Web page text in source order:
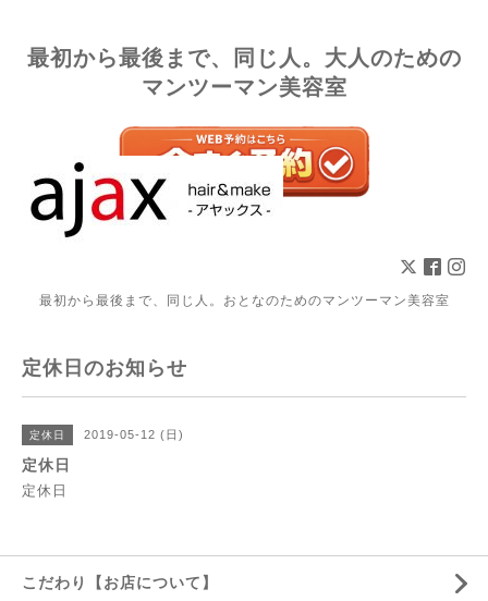
最初から最後まで、同じ人。大人のための
マンツーマン美容室
最初から最後まで、同じ人。おとなのためのマンツーマン美容室
定休日のお知らせ
定休日 2019-05-12 (日)
定休日
定休日
こだわり【お店について】